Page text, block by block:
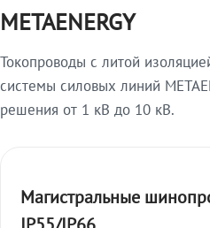
METAENERGY
Токопроводы с литой
системы силовых линий
решения от 1 кВ до 10 кВ.
Магистральные